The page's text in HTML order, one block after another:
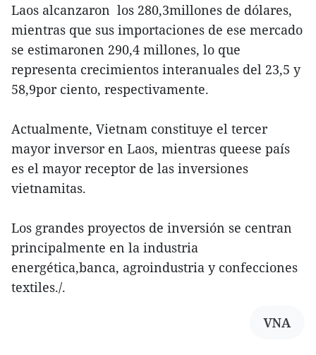
Laos alcanzaron los 280,3millones de dólares,
mientras que sus importaciones de ese mercado
se estimaronen 290,4 millones, lo que
representa crecimientos interanuales del 23,5 y
58,9por ciento, respectivamente.
Actualmente, Vietnam constituye el tercer
mayor inversor en Laos, mientras queese país
es el mayor receptor de las inversiones
vietnamitas.
Los grandes proyectos de inversión se centran
principalmente en la industria
energética,banca, agroindustria y confecciones
textiles./.
VNA